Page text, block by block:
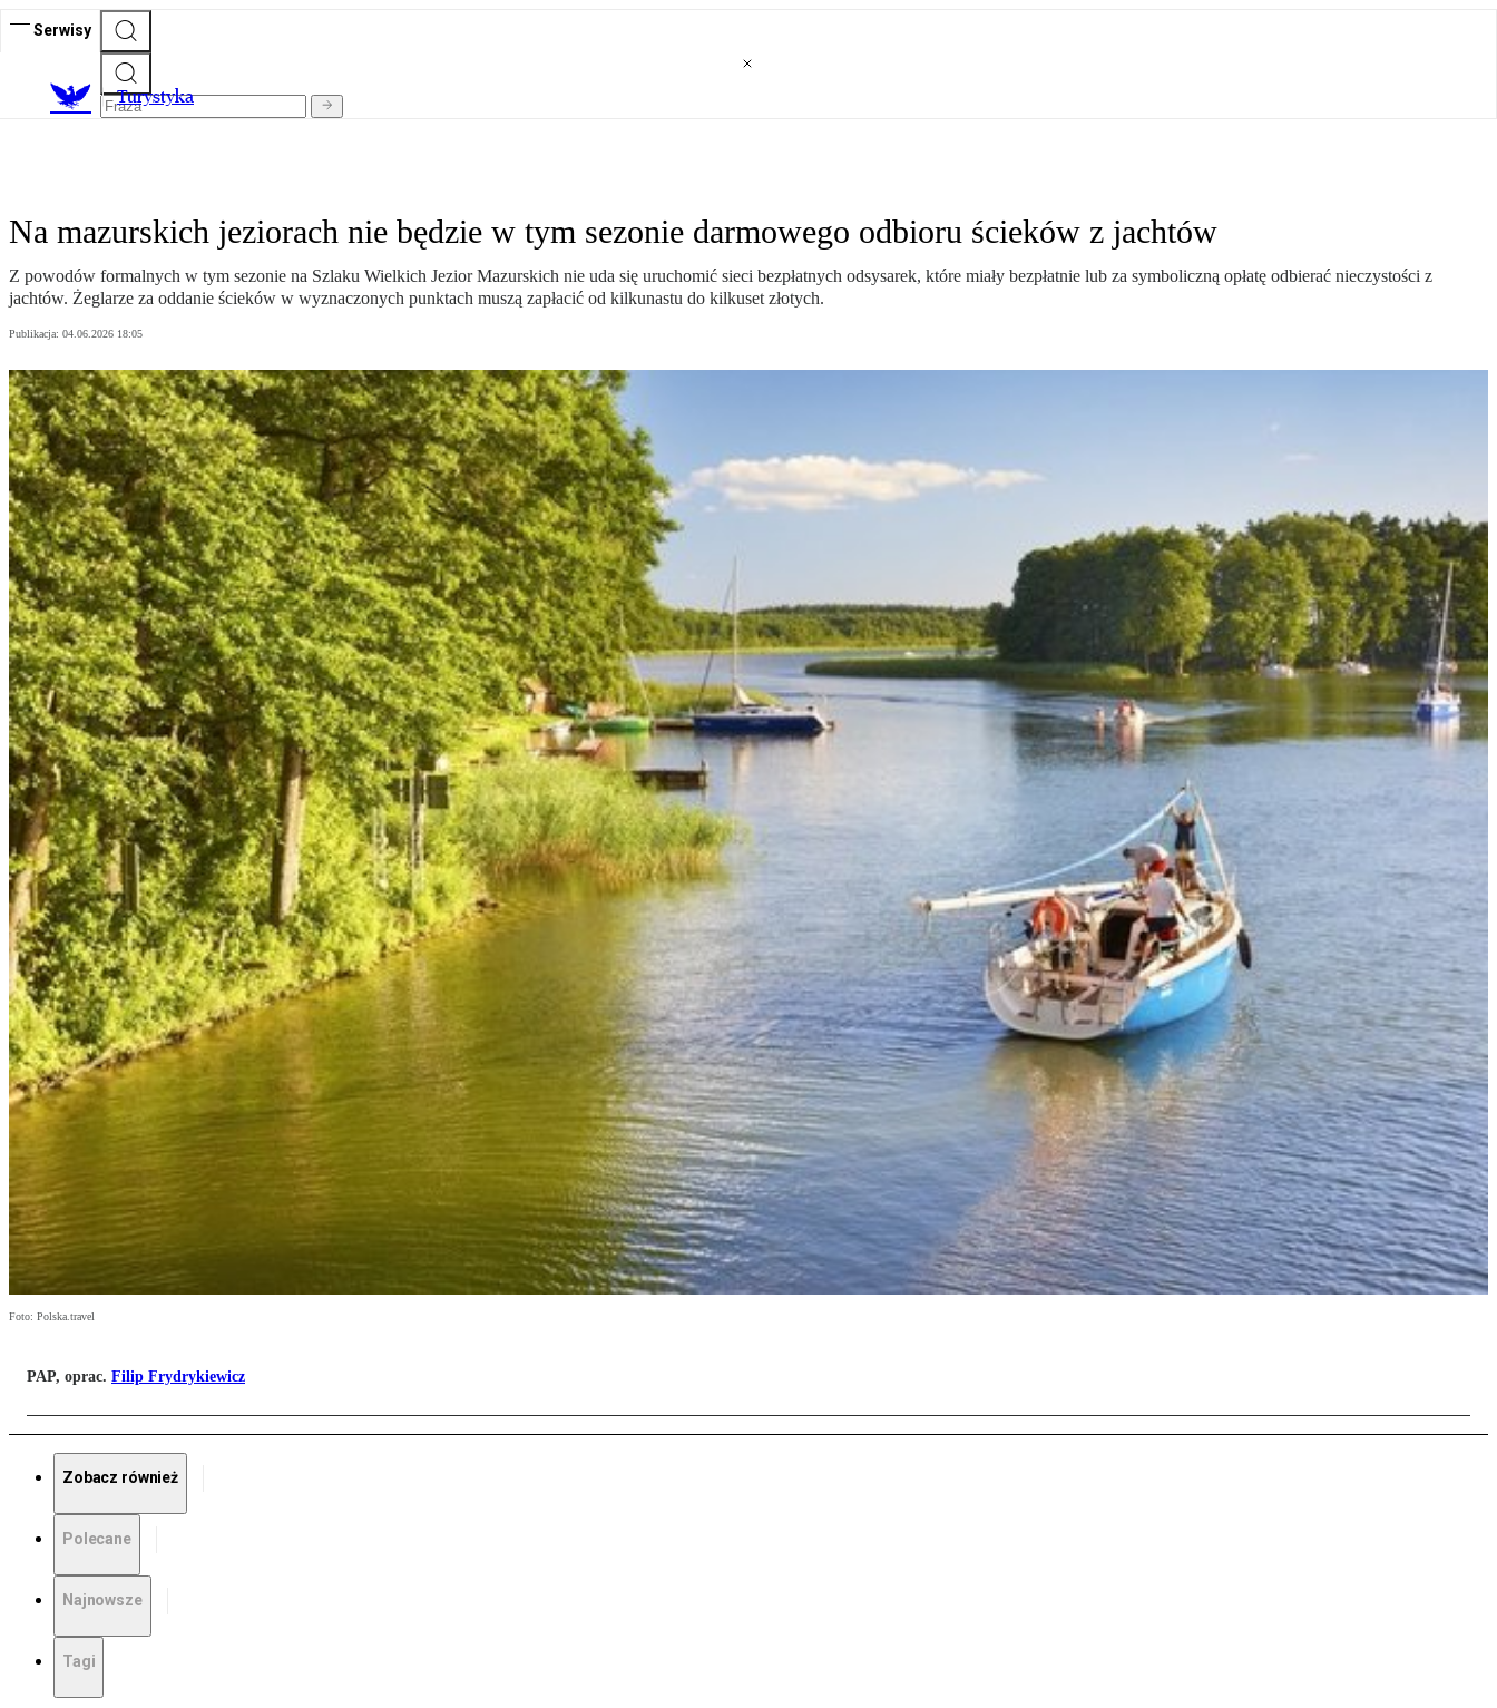
Serwisy
Turystyka
Na mazurskich jeziorach nie będzie w tym sezonie darmowego odbioru ścieków z jachtów
Z powodów formalnych w tym sezonie na Szlaku Wielkich Jezior Mazurskich nie uda się uruchomić sieci bezpłatnych odsysarek, które miały bezpłatnie lub za symboliczną opłatę odbierać nieczystości z
jachtów. Żeglarze za oddanie ścieków w wyznaczonych punktach muszą zapłacić od kilkunastu do kilkuset złotych.
Publikacja: 04.06.2026 18:05
Foto: Polska.travel
PAP, oprac. Filip Frydrykiewicz
Zobacz również
Polecane
Najnowsze
Tagi